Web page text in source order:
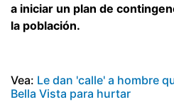
a iniciar un plan de
la población.
Vea: Le dan 'calle' a hombre
Bella Vista para hurtar